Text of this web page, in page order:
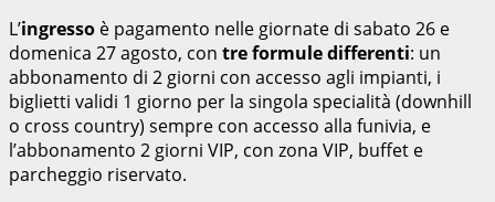
L’ingresso è pagamento nelle giornate di sabato 26 e
domenica 27 agosto, con tre formule differenti: un
abbonamento di 2 giorni con accesso agli impianti, i
biglietti validi 1 giorno per la singola specialità (downhill
o cross country) sempre con accesso alla funivia, e
l’abbonamento 2 giorni VIP, con zona VIP, buffet e
parcheggio riservato.